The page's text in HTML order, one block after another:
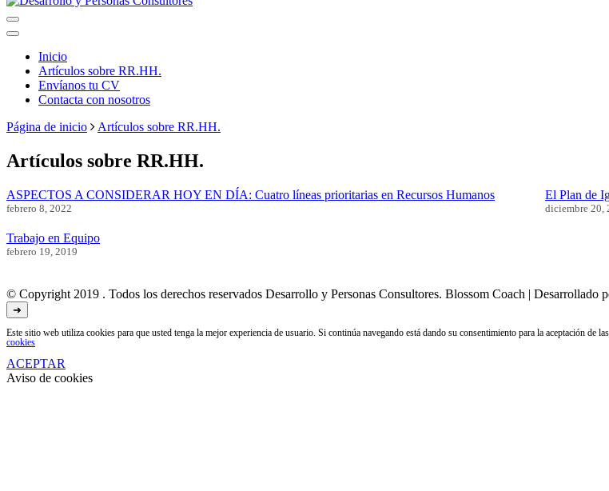
Desarrollo y
Consultores
Inicio
Artículos sobre RR.HH.
Envíanos tu CV
Contacta con nosotros
Página de inicio
Artículos sobre RR.HH.
Artículos sobre RR.HH.
ASPECTOS A CONSIDERAR HOY EN DÍA: Cuatro líneas prioritarias en Recursos Humanos
febrero 8, 2022
El Plan de
diciembre 20,
Trabajo en Equipo
febrero 19, 2019
© Copyright 2019 . Todos los derechos reservados Desarrollo y Personas Consultores. Blossom Coach | Desarrollado
➜
Este sitio web utiliza cookies para que usted tenga la mejor experiencia de usuario. Si continúa navegando está dando su consentimiento para la aceptación de
cookies
ACEPTAR
Aviso de cookies